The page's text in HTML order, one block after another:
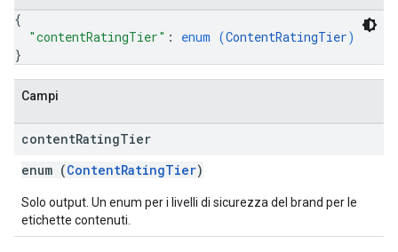
{
"contentRatingTier" : enum (ContentRatingTier)
}
Campi
contentRatingTier
enum (ContentRatingTier)
Solo output. Un enum per i livelli di sicurezza del brand per le
etichette contenuti.